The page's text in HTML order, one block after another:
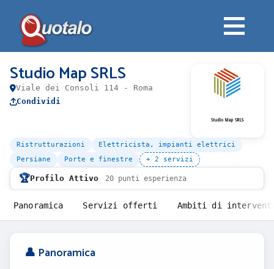
Studio Map SRLS
Viale dei Consoli 114 - Roma
Condividi
Ristrutturazioni
Elettricista, impianti elettrici
Persiane
Porte e finestre + 2 servizi
🏆Profilo Attivo 20 punti esperienza
Panoramica Servizi offerti Ambiti di
👤 Panoramica